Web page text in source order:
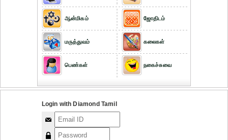
ஆன்மிகம்
மருத்துவம்
பெண்கள்
ஜோதிடம்
கலைகள்
நகைச்சுவை
Login with Diamond Tamil